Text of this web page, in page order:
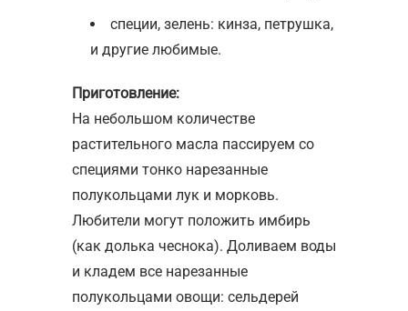
специи, зелень: кинза, петрушка,
и другие любимые.
Приготовление:
На небольшом количестве
растительного масла пассируем со
специями тонко нарезанные
полукольцами лук и морковь.
Любители могут положить имбирь
(как долька чеснока). Доливаем воды
и кладем все нарезанные
полукольцами овощи: сельдерей